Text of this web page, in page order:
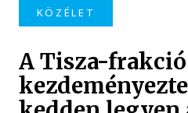
KÖZÉLET
A Tisza-frakció